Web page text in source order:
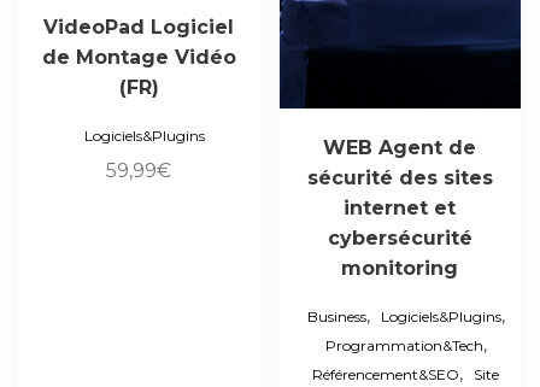
VideoPad Logiciel
de Montage Vidéo
(FR)
Logiciels&Plugins
59,99€
WEB Agent de
sécurité des sites
internet et
cybersécurité
monitoring
Business, Logiciels&Plugins,
Programmation&Tech,
Référencement&SEO,
Site